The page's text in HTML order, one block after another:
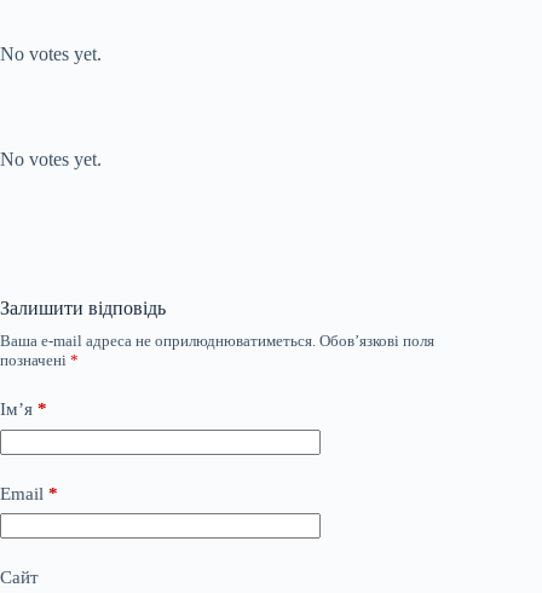
No votes yet.
No votes yet.
Залишити відповідь
Ваша e-mail адреса не оприлюднюватиметься. Обов’язкові поля
позначені *
Ім’я *
Email *
Сайт